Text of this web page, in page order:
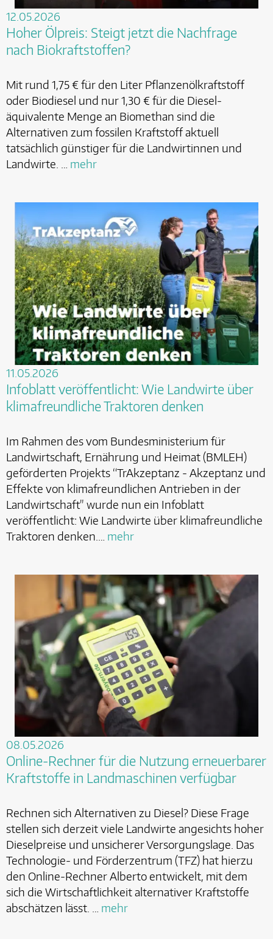
12.05.2026
Hoher Ölpreis: Steigt jetzt die Nachfrage
nach Biokraftstoffen?
Mit rund 1,75 € für den Liter Pflanzenölkraftstoff
oder Biodiesel und nur 1,30 € für die Diesel-
äquivalente Menge an Biomethan sind die
Alternativen zum fossilen Kraftstoff aktuell
tatsächlich günstiger für die Landwirtinnen und
Landwirte. … mehr
11.05.2026
Infoblatt veröffentlicht: Wie Landwirte über
klimafreundliche Traktoren denken
Im Rahmen des vom Bundesministerium für
Landwirtschaft, Ernährung und Heimat (BMLEH)
geförderten Projekts “TrAkzeptanz - Akzeptanz und
Effekte von klimafreundlichen Antrieben in der
Landwirtschaft" wurde nun ein Infoblatt
veröffentlicht: Wie Landwirte über klimafreundliche
Traktoren denken.… mehr
08.05.2026
Online-Rechner für die Nutzung erneuerbarer
Kraftstoffe in Landmaschinen verfügbar
Rechnen sich Alternativen zu Diesel? Diese Frage
stellen sich derzeit viele Landwirte angesichts hoher
Dieselpreise und unsicherer Versorgungslage. Das
Technologie- und Förderzentrum (TFZ) hat hierzu
den Online-Rechner Alberto entwickelt, mit dem
sich die Wirtschaftlichkeit alternativer Kraftstoffe
abschätzen lässt. … mehr